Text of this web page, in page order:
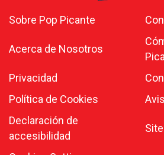
Sobre Pop Picante
Acerca de Nosotros
Privacidad
Política de Cookies
Declaración de
accesibilidad